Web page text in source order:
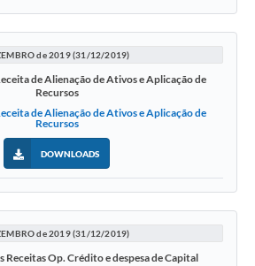
de 2019 (31/12/2019)
de Alienação de Ativos e Aplicação de
Recursos
de Alienação de Ativos e Aplicação de
Recursos
DOWNLOADS
de 2019 (31/12/2019)
Op. Crédito e despesa de Capital